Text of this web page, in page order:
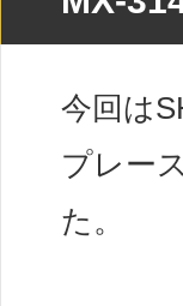
今回は
プレー
た。